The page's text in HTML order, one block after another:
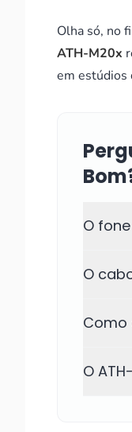
Olha só, no
ATH-M20x
em estúdios
O
O
Como
O